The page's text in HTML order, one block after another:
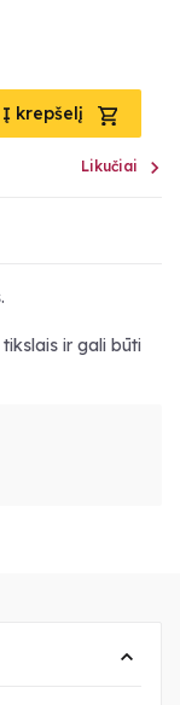
Į krepšelį
Likučiai 
ir gali būti